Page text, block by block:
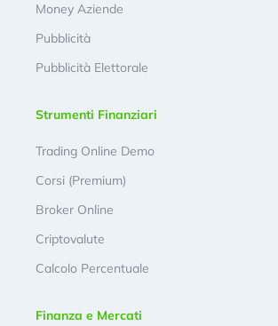
Money Aziende
Pubblicità
Pubblicità Elettorale
Strumenti Finanziari
Trading Online Demo
Corsi (Premium)
Broker Online
Criptovalute
Calcolo Percentuale
Finanza e Mercati